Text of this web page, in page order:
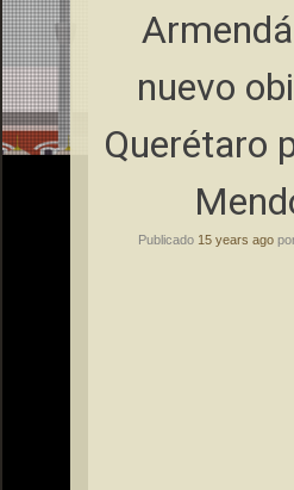
nuevo
Querétaro
Publicado 15 years ago